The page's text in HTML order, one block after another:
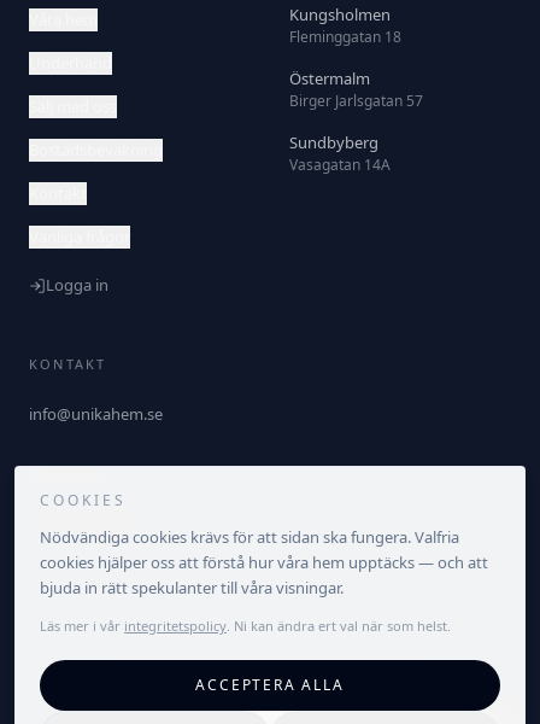
Logga in
Kungsholmen
Fleminggatan 18
Östermalm
Birger Jarlsgatan 57
Sundbyberg
Vasagatan 14A
KONTAKT
info@unikahem.se
IntegritetspolicyVillkorCookieinställningar
COOKIES
Nödvändiga cookies krävs för att sidan ska fungera. Valfria
cookies hjälper oss att förstå hur våra hem upptäcks — och att
bjuda in rätt spekulanter till våra visningar.
Läs mer i vår integritetspolicy. Ni kan ändra ert val när som helst.
ACCEPTERA ALLA